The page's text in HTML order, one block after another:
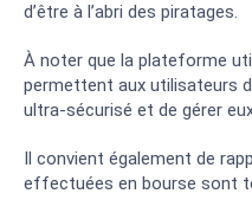
d’être à l’abri des piratages.
À noter que la plateforme
permettent aux utilisateurs
ultra-sécurisé et de gérer
Il convient également de
effectuées en bourse sont